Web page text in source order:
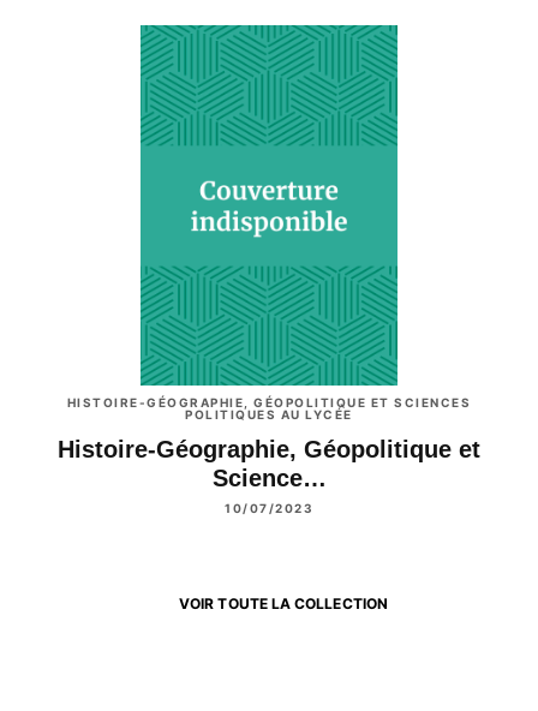
HISTOIRE-GÉOGRAPHIE, GÉOPOLITIQUE ET SCIENCES
POLITIQUES AU LYCÉE
Histoire-Géographie, Géopolitique et
Science…
10/07/2023
VOIR TOUTE LA COLLECTION